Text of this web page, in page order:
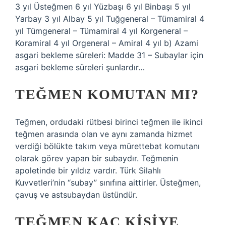
3 yıl Üsteğmen 6 yıl Yüzbaşı 6 yıl Binbaşı 5 yıl
Yarbay 3 yıl Albay 5 yıl Tuğgeneral – Tümamiral 4
yıl Tümgeneral – Tümamiral 4 yıl Korgeneral –
Koramiral 4 yıl Orgeneral – Amiral 4 yıl b) Azami
asgari bekleme süreleri: Madde 31 – Subaylar için
asgari bekleme süreleri şunlardır…
TEĞMEN KOMUTAN MI?
Teğmen, ordudaki rütbesi birinci teğmen ile ikinci
teğmen arasında olan ve aynı zamanda hizmet
verdiği bölükte takım veya mürettebat komutanı
olarak görev yapan bir subaydır. Teğmenin
apoletinde bir yıldız vardır. Türk Silahlı
Kuvvetleri’nin “subay” sınıfına aittirler. Üsteğmen,
çavuş ve astsubaydan üstündür.
TEĞMEN KAÇ KIŞIYE